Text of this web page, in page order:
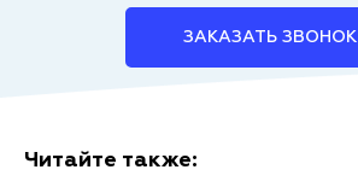
ЗАКАЗАТЬ ЗВОНОК
Читайте также: